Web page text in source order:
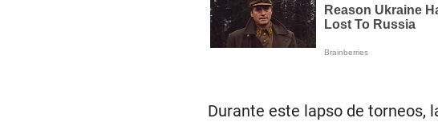
Durante este lapso de torneos,